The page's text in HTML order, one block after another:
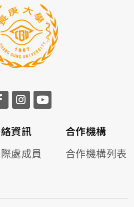
資訊
處成員
合作機構
合作機構列表